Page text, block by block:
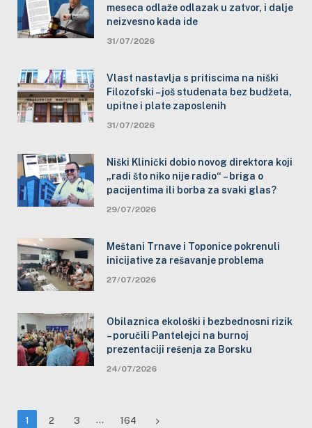
meseca odlaže odlazak u zatvor, i dalje
neizvesno kada ide
31/07/2026
Vlast nastavlja s pritiscima na niški
Filozofski – još studenata bez budžeta,
upitne i plate zaposlenih
31/07/2026
Niški Klinički dobio novog direktora koji
„radi što niko nije radio“ – briga o
pacijentima ili borba za svaki glas?
29/07/2026
Meštani Trnave i Toponice pokrenuli
inicijative za rešavanje problema
27/07/2026
Obilaznica ekološki i bezbednosni rizik
– poručili Pantelejci na burnoj
prezentaciji rešenja za Borsku
24/07/2026
1 2 3 … 164 Next